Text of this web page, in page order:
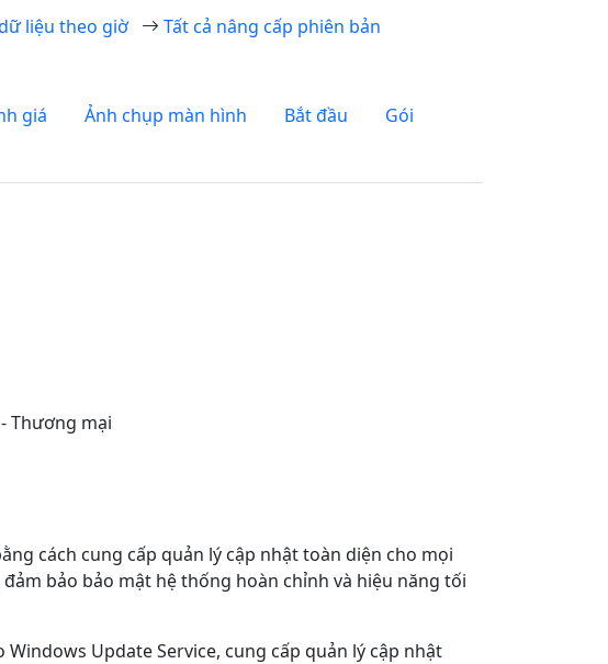
liệu theo giờ Tất cả nâng cấp phiên bản
giá Ảnh chụp màn hình Bắt đầu
Gói
Thương mại
cách cung cấp quản lý cập nhật toàn diện cho mọi
bảo bảo mật hệ thống hoàn chỉnh và hiệu năng tối
Update Service, cung cấp quản lý cập nhật